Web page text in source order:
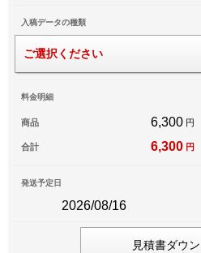
入稿データの種類
ご選択ください
料金明細
商品 6,300 円
合計 6,300 円
発送予定日
2026/08/16
見積書ダウ